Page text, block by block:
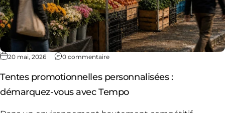
20 mai, 2026 0 commentaire
Tentes promotionnelles personnalisées :
démarquez-vous avec Tempo